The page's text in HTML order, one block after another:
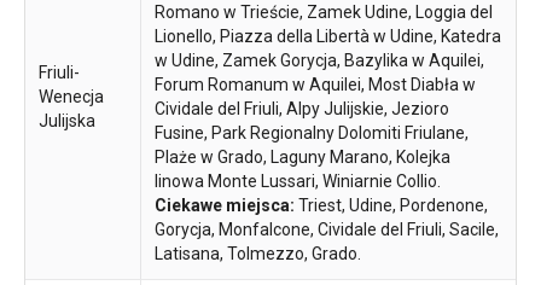
Friuli-
Wenecja
Julijska
Romano w Trieście, Zamek Udine, Loggia del
Lionello, Piazza della Libertà w Udine, Katedra
w Udine, Zamek Gorycja, Bazylika w Aquilei,
Forum Romanum w Aquilei, Most Diabła w
Cividale del Friuli, Alpy Julijskie, Jezioro
Fusine, Park Regionalny Dolomiti Friulane,
Plaże w Grado, Laguny Marano, Kolejka
linowa Monte Lussari, Winiarnie Collio.
Ciekawe miejsca: Triest, Udine, Pordenone,
Gorycja, Monfalcone, Cividale del Friuli, Sacile,
Latisana, Tolmezzo, Grado.